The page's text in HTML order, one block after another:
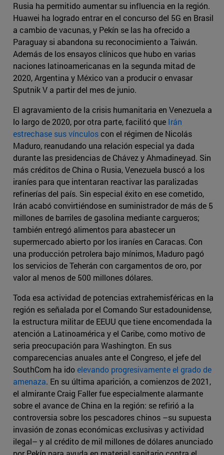
Rusia ha permitido aumentar su influencia en la región.
Huawei ha logrado entrar en el concurso del 5G en Brasil
a cambio de vacunas, y Pekín se las ha ofrecido a
Paraguay si abandona su reconocimiento a Taiwán.
Además de los ensayos clínicos que hubo en varias
naciones latinoamericanas en la segunda mitad de
2020, Argentina y México van a producir o envasar
Sputnik V a partir del mes de junio.
El agravamiento de la crisis humanitaria en Venezuela a
lo largo de 2020, por otra parte, facilitó que Irán
estrechase sus vínculoscon el régimen de Nicolás
Maduro, reanudando una relación especial ya dada
durante las presidencias de Chávez y Ahmadineyad. Sin
más créditos de China o Rusia, Venezuela buscó a los
iraníes para que intentaran reactivar las paralizadas
refinerías del país. Sin especial éxito en ese cometido,
Irán acabó convirtiéndose en suministrador de más de 5
millones de barriles de gasolina mediante cargueros;
también entregó alimentos para abastecer un
supermercado abierto por los iraníes en Caracas. Con
una producción petrolera bajo mínimos, Maduro pagó
los servicios de Teherán con cargamentos de oro, por
valor al menos de 500 millones dólares.
Toda esa actividad de potencias extrahemisféricas en la
región es señalada por el Comando Sur estadounidense,
la estructura militar de EEUU que tiene encomendada la
atención a Latinoamérica y el Caribe, como motivo de
seria preocupación para Washington. En sus
comparecencias anuales ante el Congreso, el jefe del
SouthCom ha idoelevando progresivamente el grado de
amenaza. En su última aparición, a comienzos de 2021,
el almirante Craig Faller fue especialmente alarmante
sobre el avance de China en la región: se refirió a la
controversia sobre los pescadores chinos –su supuesta
invasión de zonas económicas exclusivas y actividad
ilegal– y al crédito de mil millones de dólares anunciado